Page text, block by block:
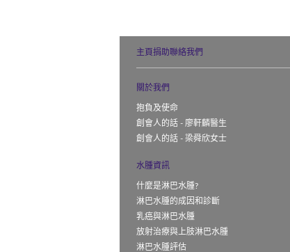
主頁捐助聯絡我們
關於我們
抱負及使命
創會人的話 - 廖軒麟醫生
創會人的話 - 梁舜欣女士
水腫資訊
什麼是淋巴水腫?
淋巴水腫的成因和診斷
乳癌與淋巴水腫
放射治療與上肢淋巴水腫
淋巴水腫評估